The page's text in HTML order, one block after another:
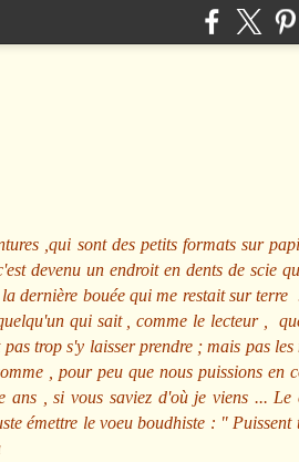
,qui sont des petits formats sur
devenu un endroit en dents de scie
dernière bouée qui me restait sur
qui sait , comme le lecteur ,
trop s'y laisser prendre ; mais pas
, pour peu que nous puissions en
, si vous saviez d'où je viens ...
émettre le voeu boudhiste : " Puissent